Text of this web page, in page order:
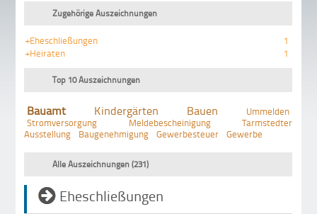
Zugehörige Auszeichnungen
+Eheschließungen
1
+Heiraten
1
Top 10 Auszeichnungen
Bauamt Kindergärten Bauen
Ummelden
Stromversorgung
Meldebescheinigung
Tarmstedter
Ausstellung
Baugenehmigung Gewerbesteuer Gewerbe
Alle Auszeichnungen (231)
Eheschließungen